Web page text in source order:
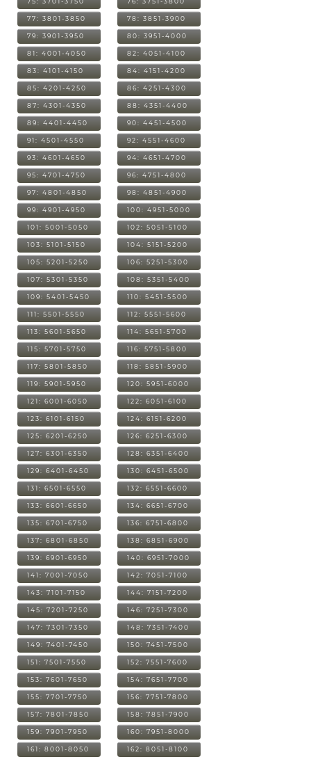
77: 3801-3850 78: 3851-3900
79: 3901-3950 80: 3951-4000
81: 4001-4050 82: 4051-4100
83: 4101-4150 84: 4151-4200
85: 4201-4250 86: 4251-4300
87: 4301-4350 88: 4351-4400
89: 4401-4450 90: 4451-4500
91: 4501-4550 92: 4551-4600
93: 4601-4650 94: 4651-4700
95: 4701-4750 96: 4751-4800
97: 4801-4850 98: 4851-4900
99: 4901-4950 100: 4951-5000
101: 5001-5050 102: 5051-5100
103: 5101-5150 104: 5151-5200
105: 5201-5250 106: 5251-5300
107: 5301-5350 108: 5351-5400
109: 5401-5450 110: 5451-5500
111: 5501-5550 112: 5551-5600
113: 5601-5650 114: 5651-5700
115: 5701-5750 116: 5751-5800
117: 5801-5850 118: 5851-5900
119: 5901-5950 120: 5951-6000
121: 6001-6050 122: 6051-6100
123: 6101-6150 124: 6151-6200
125: 6201-6250 126: 6251-6300
127: 6301-6350 128: 6351-6400
129: 6401-6450 130: 6451-6500
131: 6501-6550 132: 6551-6600
133: 6601-6650 134: 6651-6700
135: 6701-6750 136: 6751-6800
137: 6801-6850 138: 6851-6900
139: 6901-6950 140: 6951-7000
141: 7001-7050 142: 7051-7100
143: 7101-7150 144: 7151-7200
145: 7201-7250 146: 7251-7300
147: 7301-7350 148: 7351-7400
149: 7401-7450 150: 7451-7500
151: 7501-7550 152: 7551-7600
153: 7601-7650 154: 7651-7700
155: 7701-7750 156: 7751-7800
157: 7801-7850 158: 7851-7900
159: 7901-7950 160: 7951-8000
161: 8001-8050 162: 8051-8100